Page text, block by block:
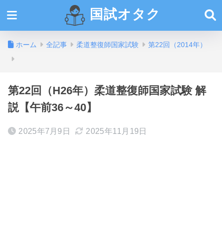
国試オタク
ホーム 全記事 柔道整復師国家試験 第22回（2014年）
第22回（H26年）柔道整復師国家試験 解
説【午前36～40】
2025年7月9日 2025年11月19日